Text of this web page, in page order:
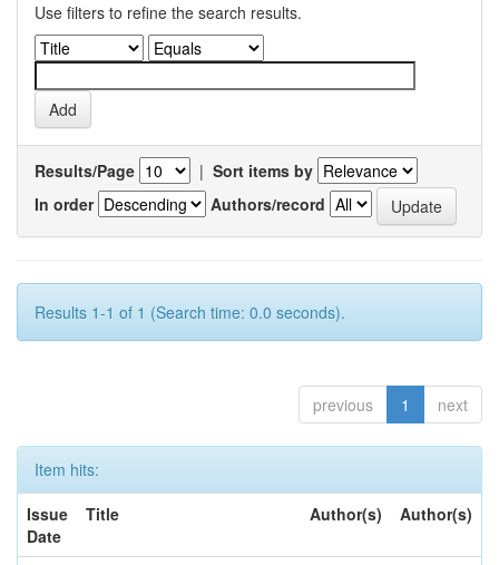
Use filters to refine the search results.
Results/Page | Sort items by
In order
Authors/record
Results 1-1 of 1 (Search time: 0.0 seconds).
previous 1 next
Item hits:
Issue
Date
Title Author(s) Author(s)